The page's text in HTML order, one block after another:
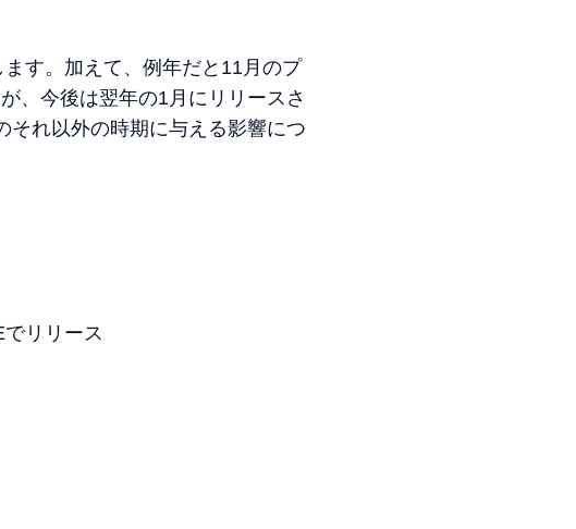
す。加えて、例年だと11月のプ
、今後は翌年の1月にリリースさ
それ以外の時期に与える影響につ
リリース